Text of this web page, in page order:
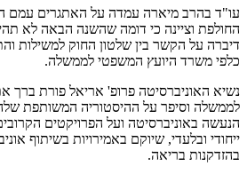
עו"ד בהרב מיארה עמדה על האתגרים עמם
החולפת וציינה כי דומה שהשנה הבאה לא
דיברה על הקשר בין שלטון החוק למשילות
כלפי משרד היועץ המשפטי לממשלה.
נשיא האוניברסיטה פרופ' אריאל פורת ברך
לממשלה וסיפר על ההיסטוריה המשותפת
הנעשה באוניברסיטה ועל הפרויקטים
ייחודי ובלעדי, שיוקם באמירויות בשיתוף
בהזדקנות בריאה.